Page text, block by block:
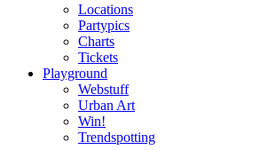
Locations
Partypics
Charts
Tickets
Playground
Webstuff
Urban Art
Win!
Trendspotting